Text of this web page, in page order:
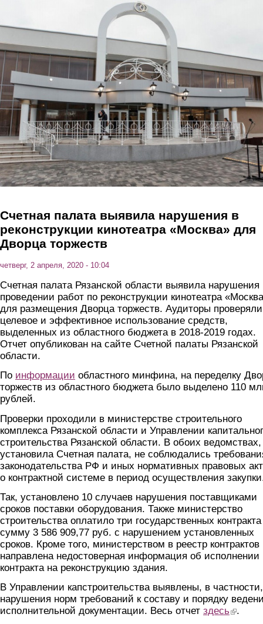
Перейти к основному содержанию
Счетная палата выявила нарушения в
реконструкции кинотеатра «Москва» для
Дворца торжеств
четверг, 2 апреля, 2020 - 10:04
Счетная палата Рязанской области выявила нарушения
проведении работ по реконструкции кинотеатра
для размещения Дворца торжеств. Аудиторы проверяли
целевое и эффективное использование средств,
выделенных из областного бюджета в 2018-2019 годах.
Отчет опубликован на сайте Счетной палаты Рязанской
области.
По информации областного минфина, на переделку
торжеств из областного бюджета было выделено 110
рублей.
Проверки проходили в министерстве строительного
комплекса Рязанской области и Управлении
строительства Рязанской области. В обоих ведомствах,
установила Счетная палата, не соблюдались
законодательства РФ и иных нормативных правовых
о контрактной системе в период осуществления
Так, установлено 10 случаев нарушения поставщиками
сроков поставки оборудования. Также министерство
строительства оплатило три государственных
сумму 3 586 909,77 руб. с нарушением установленных
сроков. Кроме того, министерством в реестр контрактов
направлена недостоверная информация об исполнении
контракта на реконструкцию здания.
В Управлении капстроительства выявлены, в частности,
нарушения норм требований к составу и порядку
исполнительной документации. Весь отчет здесь (link is
.